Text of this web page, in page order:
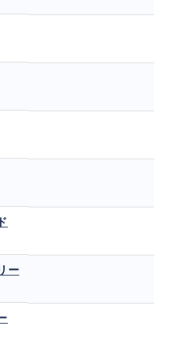
ー